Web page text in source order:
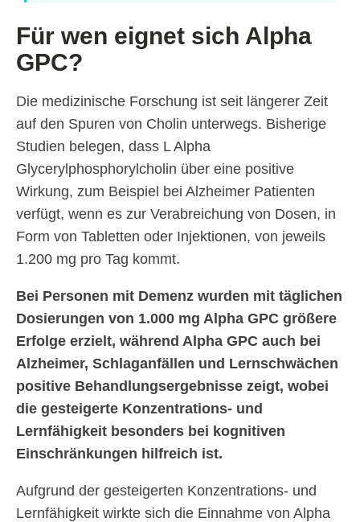
Für wen eignet sich Alpha
GPC?
Die medizinische Forschung ist seit längerer Zeit
auf den Spuren von Cholin unterwegs. Bisherige
Studien belegen, dass L Alpha
Glycerylphosphorylcholin über eine positive
Wirkung, zum Beispiel bei Alzheimer Patienten
verfügt, wenn es zur Verabreichung von Dosen, in
Form von Tabletten oder Injektionen, von jeweils
1.200 mg pro Tag kommt.
Bei Personen mit Demenz wurden mit täglichen
Dosierungen von 1.000 mg Alpha GPC größere
Erfolge erzielt, während Alpha GPC auch bei
Alzheimer, Schlaganfällen und Lernschwächen
positive Behandlungsergebnisse zeigt, wobei
die gesteigerte Konzentrations- und
Lernfähigkeit besonders bei kognitiven
Einschränkungen hilfreich ist.
Aufgrund der gesteigerten Konzentrations- und
Lernfähigkeit wirkte sich die Einnahme von Alpha